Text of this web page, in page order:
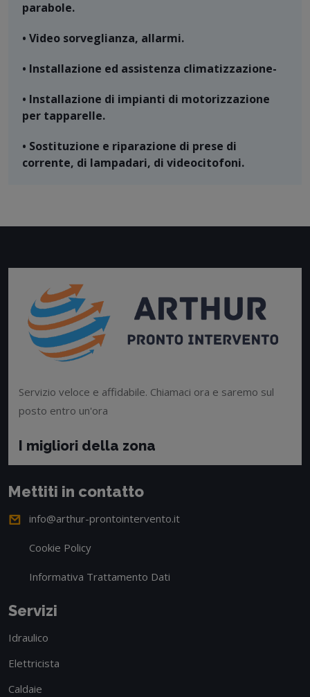
parabole.
• Video sorveglianza, allarmi.
• Installazione ed assistenza climatizzazione-
• Installazione di impianti di motorizzazione
per tapparelle.
• Sostituzione e riparazione di prese di
corrente, di lampadari, di videocitofoni.
Servizio veloce e affidabile. Chiamaci ora e saremo sul
posto entro un'ora
I migliori della zona
Mettiti in contatto
info@arthur-prontointervento.it
Cookie Policy
Informativa Trattamento Dati
Servizi
Idraulico
Elettricista
Caldaie